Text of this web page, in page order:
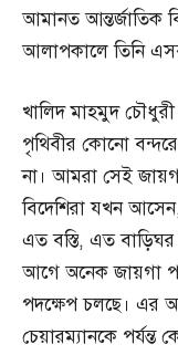
আমানত আন্তর্জাতিক
আলাপকালে তিনি
খালিদ মাহমুদ
পৃথিবীর কোনো
না। আমরা সেই
বিদেশিরা যখন
এত বস্তি, এত
আগে অনেক জায়গা
পদক্ষেপ চলছে। এর
চেয়ারম্যানকে পর্যন্ত